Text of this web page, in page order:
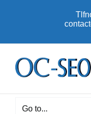
Go to...